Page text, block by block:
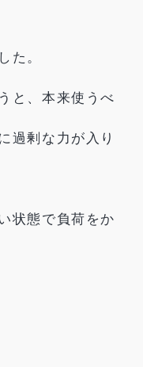
た。
と、本来使うべ
過剰な力が入り
状態で負荷をか